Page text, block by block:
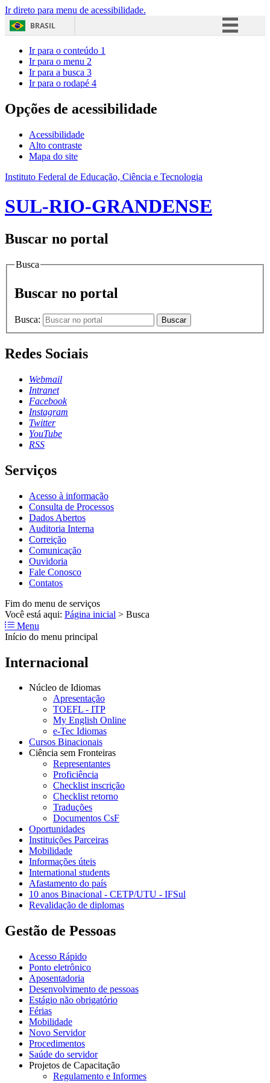
Ir direto para menu de acessibilidade.
BRASIL
Acesso à informação
Ir para o conteúdo 1
Ir para o menu 2
Ir para a busca 3
Ir para o rodapé 4
Opções de acessibilidade
Acessibilidade
Alto contraste
Mapa do site
Instituto Federal de Educação, Ciência e Tecnologia
SUL-RIO-GRANDENSE
Buscar no portal
Busca
Buscar no portal
Busca: Buscar
Redes Sociais
Webmail
Intranet
Facebook
Instagram
Twitter
YouTube
RSS
Serviços
Acesso à informação
Consulta de Processos
Dados Abertos
Auditoria Interna
Correição
Comunicação
Ouvidoria
Fale Conosco
Contatos
Fim do menu de serviços
Você está aqui: Página inicial > Busca
Menu
Início do menu principal
Internacional
Núcleo de Idiomas
Apresentação
TOEFL - ITP
My English Online
e-Tec Idiomas
Cursos Binacionais
Ciência sem Fronteiras
Representantes
Proficiência
Checklist inscrição
Checklist retorno
Traduções
Documentos CsF
Oportunidades
Instituições Parceiras
Mobilidade
Informações úteis
International students
Afastamento do país
10 anos Binacional - CETP/UTU - IFSul
Revalidação de diplomas
Gestão de Pessoas
Acesso Rápido
Ponto eletrônico
Aposentadoria
Desenvolvimento de pessoas
Estágio não obrigatório
Férias
Mobilidade
Novo Servidor
Procedimentos
Saúde do servidor
Projetos de Capacitação
Regulamento e Informes